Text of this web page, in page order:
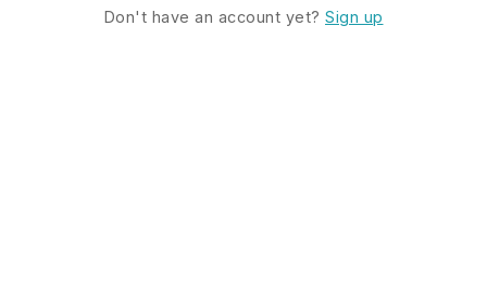
Don't have an account yet? Sign up